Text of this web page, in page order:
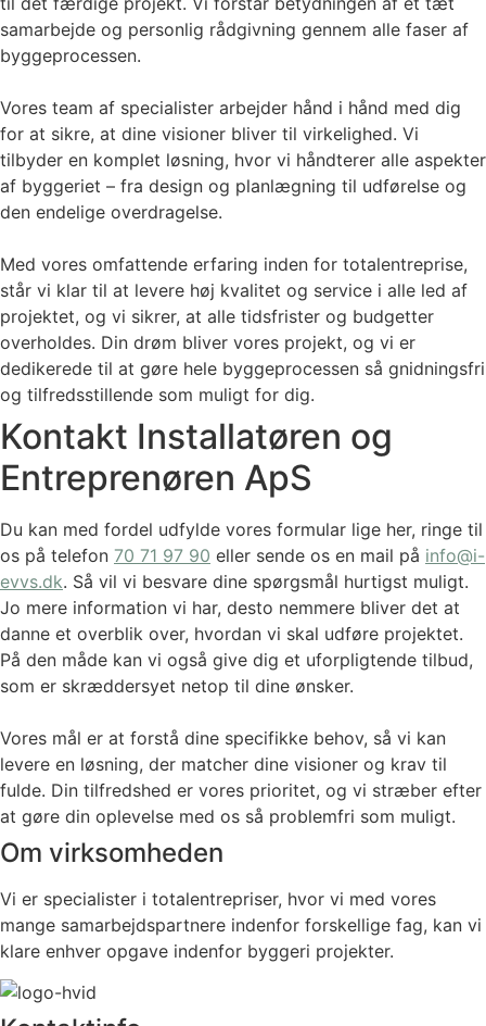
samarbejde og personlig rådgivning gennem alle faser af
byggeprocessen.
Vores team af specialister arbejder hånd i hånd med dig
for at sikre, at dine visioner bliver til virkelighed. Vi
tilbyder en komplet løsning, hvor vi håndterer alle aspekter
af byggeriet – fra design og planlægning til udførelse og
den endelige overdragelse.
Med vores omfattende erfaring inden for totalentreprise,
står vi klar til at levere høj kvalitet og service i alle led af
projektet, og vi sikrer, at alle tidsfrister og budgetter
overholdes. Din drøm bliver vores projekt, og vi er
dedikerede til at gøre hele byggeprocessen så gnidningsfri
og tilfredsstillende som muligt for dig.
Kontakt Installatøren og
Entreprenøren ApS
Du kan med fordel udfylde vores formular lige her, ringe til
os på telefon 70 71 97 90 eller sende os en mail på info@i-
evvs.dk. Så vil vi besvare dine spørgsmål hurtigst muligt.
Jo mere information vi har, desto nemmere bliver det at
danne et overblik over, hvordan vi skal udføre projektet.
På den måde kan vi også give dig et uforpligtende tilbud,
som er skræddersyet netop til dine ønsker.
Vores mål er at forstå dine specifikke behov, så vi kan
levere en løsning, der matcher dine visioner og krav til
fulde. Din tilfredshed er vores prioritet, og vi stræber efter
at gøre din oplevelse med os så problemfri som muligt.
Om virksomheden
Vi er specialister i totalentrepriser, hvor vi med vores
mange samarbejdspartnere indenfor forskellige fag, kan vi
klare enhver opgave indenfor byggeri projekter.